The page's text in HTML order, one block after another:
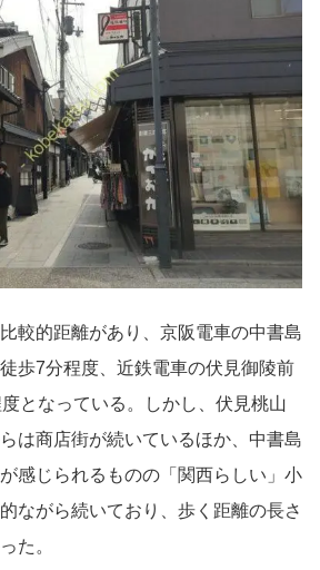
較的距離があり、京阪電車の中書島
歩7分程度、近鉄電車の伏見御陵前
となっている。しかし、伏見桃山
は商店街が続いているほか、中書島
感じられるものの「関西らしい」小
ながら続いており、歩く距離の長さ
た。